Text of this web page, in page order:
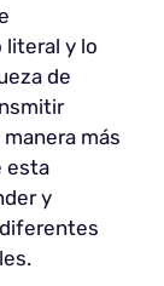
literal y lo
de
más
esta
y